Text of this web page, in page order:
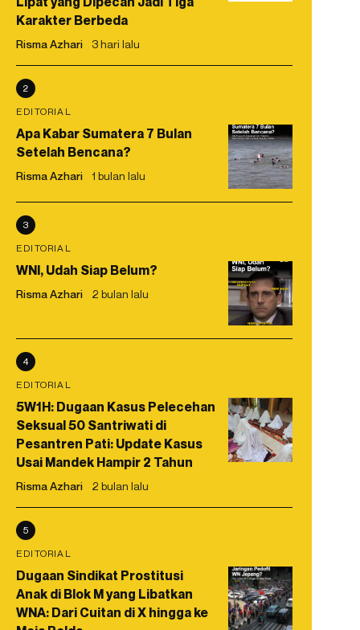
Karakter Berbeda
Risma Azhari 3 hari lalu
2
EDITORIAL
Apa Kabar Sumatera 7 Bulan
Setelah Bencana?
Risma Azhari 1 bulan lalu
3
EDITORIAL
WNI, Udah Siap Belum?
Risma Azhari 2 bulan lalu
4
EDITORIAL
5W1H: Dugaan Kasus Pelecehan
Seksual 50 Santriwati di
Pesantren Pati: Update Kasus
Usai Mandek Hampir 2 Tahun
Risma Azhari 2 bulan lalu
5
EDITORIAL
Dugaan Sindikat Prostitusi
Anak di Blok M yang Libatkan
WNA: Dari Cuitan di X hingga ke